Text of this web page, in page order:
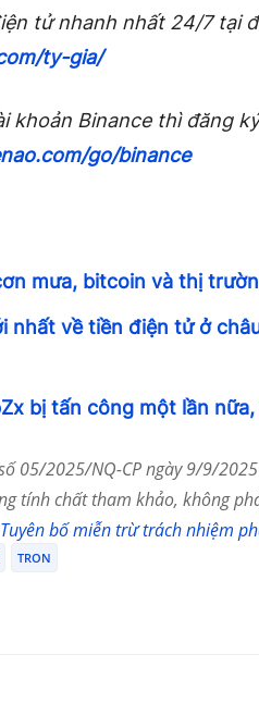
tử nhanh nhất 24/7 tại
ty-gia/
khoản Binance thì đăng
go/binance
mưa, bitcoin và thị
nhất về tiền điện tử ở
bị tấn công một lần
05/2025/NQ-CP ngày 9/9/
tính chất tham khảo, không
Tuyên bố miễn trừ trách nhiệm
TRON